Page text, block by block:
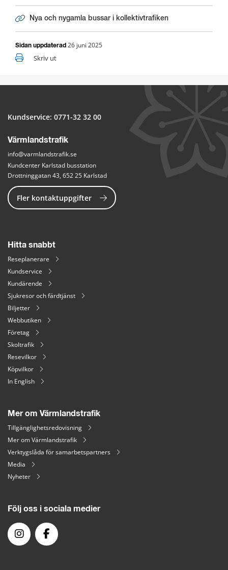
Nya och nygamla bussar i kollektivtrafiken
Sidan uppdaterad 26 juni 2025
Skriv ut
Kundservice: 0771-32 32 00
Värmlandstrafik
info@varmlandstrafik.se
Kundcenter Karlstad busstation
Drottninggatan 43, 652 25 Karlstad
Fler kontaktuppgifter
Hitta snabbt
Reseplanerare
Kundservice
Kundärende
Sjukresor och färdtjänst
Biljetter
Webbutiken
Företag
Skoltrafik
Resevilkor
Köpvilkor
In English
Mer om Värmlandstrafik
Tillgänglighetsredovisning
Mer om Värmlandstrafik
Verktygslåda för samarbetspartners
Media
Nyheter
Följ oss i sociala medier